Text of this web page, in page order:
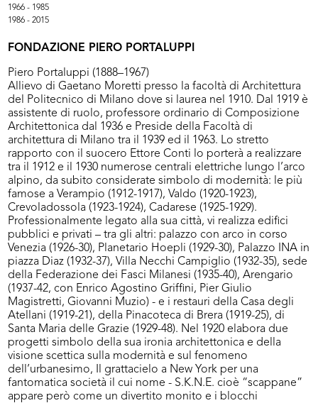
1966 - 1985
1986 - 2015
FONDAZIONE PIERO PORTALUPPI
Piero Portaluppi (1888–1967)
Allievo di Gaetano Moretti presso la facoltà di Architettura
del Politecnico di Milano dove si laurea nel 1910. Dal 1919 è
assistente di ruolo, professore ordinario di Composizione
Architettonica dal 1936 e Preside della Facoltà di
architettura di Milano tra il 1939 ed il 1963. Lo stretto
rapporto con il suocero Ettore Conti lo porterà a realizzare
tra il 1912 e il 1930 numerose centrali elettriche lungo l’arco
alpino, da subito considerate simbolo di modernità: le più
famose a Verampio (1912-1917), Valdo (1920-1923),
Crevoladossola (1923-1924), Cadarese (1925-1929).
Professionalmente legato alla sua città, vi realizza edifici
pubblici e privati – tra gli altri: palazzo con arco in corso
Venezia (1926-30), Planetario Hoepli (1929-30), Palazzo INA in
piazza Diaz (1932-37), Villa Necchi Campiglio (1932-35), sede
della Federazione dei Fasci Milanesi (1935-40), Arengario
(1937-42, con Enrico Agostino Griffini, Pier Giulio
Magistretti, Giovanni Muzio) - e i restauri della Casa degli
Atellani (1919-21), della Pinacoteca di Brera (1919-25), di
Santa Maria delle Grazie (1929-48). Nel 1920 elabora due
progetti simbolo della sua ironia architettonica e della
visione scettica sulla modernità e sul fenomeno
dell’urbanesimo, Il grattacielo a New York per una
fantomatica società il cui nome - S.K.N.E. cioè “scappane”
appare però come un divertito monito e i blocchi